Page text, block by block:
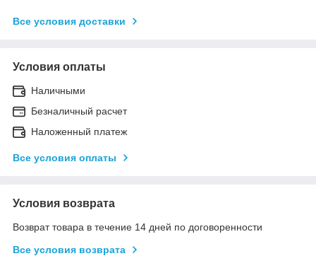
Все условия доставки
Условия оплаты
Наличными
Безналичный расчет
Наложенный платеж
Все условия оплаты
Условия возврата
Возврат товара в течение 14 дней по договоренности
Все условия возврата